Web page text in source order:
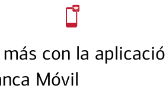
con la
Móvil
Los productos de inversión y seguros:
No Están Asegurados